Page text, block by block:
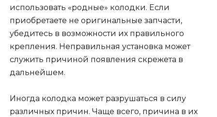
использовать «родные» колодки. Если
приобретаете не оригинальные запчасти,
убедитесь в возможности их правильного
крепления. Неправильная установка может
служить причиной появления скрежета в
дальнейшем.
Иногда колодка может разрушаться в силу
различных причин. Чаще всего, причина в их